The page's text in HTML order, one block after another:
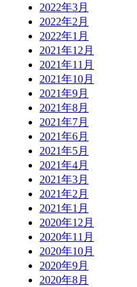
2022年3月
2022年2月
2022年1月
2021年12月
2021年11月
2021年10月
2021年9月
2021年8月
2021年7月
2021年6月
2021年5月
2021年4月
2021年3月
2021年2月
2021年1月
2020年12月
2020年11月
2020年10月
2020年9月
2020年8月